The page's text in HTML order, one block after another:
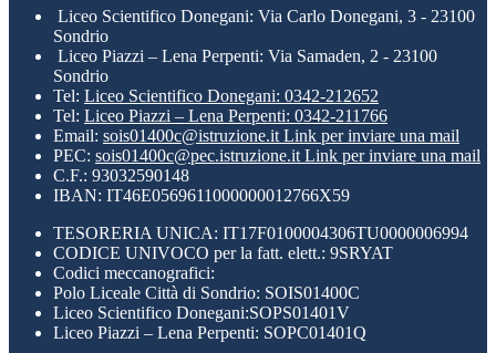
Liceo Scientifico Donegani: Via Carlo Donegani, 3 - 23100
Sondrio
Liceo Piazzi – Lena Perpenti: Via Samaden, 2 - 23100
Sondrio
Tel: Liceo Scientifico Donegani: 0342-212652
Tel: Liceo Piazzi – Lena Perpenti: 0342-211766
Email: sois01400c@istruzione.it Link per inviare una mail
PEC: sois01400c@pec.istruzione.it Link per inviare una mail
C.F.: 93032590148
IBAN: IT46E0569611000000012766X59
TESORERIA UNICA: IT17F0100004306TU0000006994
CODICE UNIVOCO per la fatt. elett.: 9SRYAT
Codici meccanografici:
Polo Liceale Città di Sondrio: SOIS01400C
Liceo Scientifico Donegani:SOPS01401V
Liceo Piazzi – Lena Perpenti: SOPC01401Q